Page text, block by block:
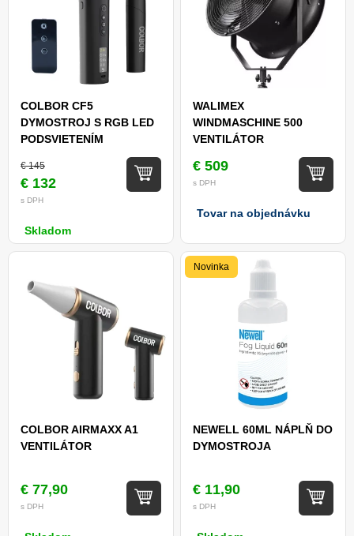
COLBOR CF5
DYMOSTROJ S RGB LED
PODSVIETENÍM
€ 145
€ 132
s DPH
Skladom
WALIMEX
WINDMASCHINE 500
VENTILÁTOR
€ 509
s DPH
Tovar na objednávku
COLBOR AIRMAXX A1
VENTILÁTOR
€ 77,90
s DPH
Novinka
NEWELL 60ML NÁPLŇ DO
DYMOSTROJA
€ 11,90
s DPH